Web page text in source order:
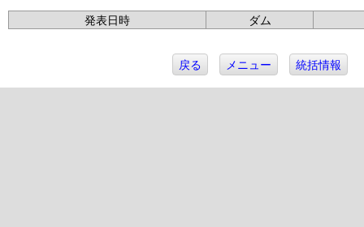
発表日時 ダム
戻る メニュー 統括情報